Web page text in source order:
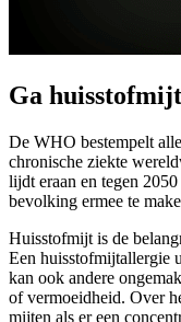
Ga
De WHO bestempelt
chronische ziekte
lijdt eraan en tegen
bevolking ermee te
Huisstofmijt is de
Een huisstofmijtallergie
kan ook andere
of vermoeidheid. Over
mijten als er een